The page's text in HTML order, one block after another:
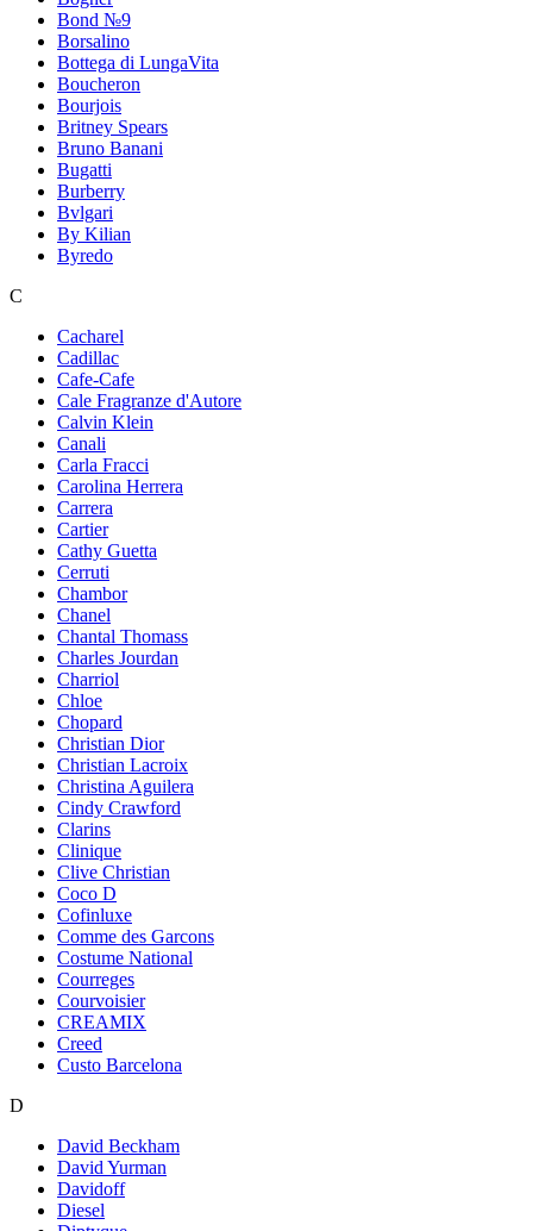
Bond №9
Borsalino
Bottega di LungaVita
Boucheron
Bourjois
Britney Spears
Bruno Banani
Bugatti
Burberry
Bvlgari
By Kilian
Byredo
C
Cacharel
Cadillac
Cafe-Cafe
Cale Fragranze d'Autore
Calvin Klein
Canali
Carla Fracci
Carolina Herrera
Carrera
Cartier
Cathy Guetta
Cerruti
Chambor
Chanel
Chantal Thomass
Charles Jourdan
Charriol
Chloe
Chopard
Christian Dior
Christian Lacroix
Christina Aguilera
Cindy Crawford
Clarins
Clinique
Clive Christian
Coco D
Cofinluxe
Comme des Garcons
Costume National
Courreges
Courvoisier
CREAMIX
Creed
Custo Barcelona
D
David Beckham
David Yurman
Davidoff
Diesel